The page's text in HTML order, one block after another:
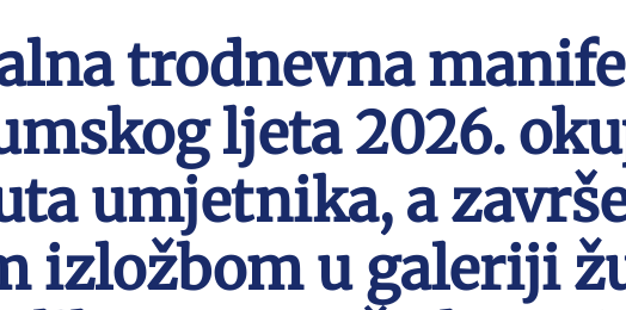
trodnevna
ljeta 2026.
umjetnika, a
izložbom u galeriji